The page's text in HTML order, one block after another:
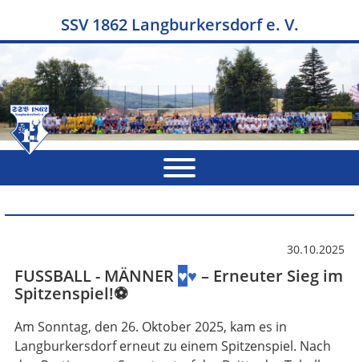
SSV 1862 Langburkersdorf e. V.
30.10.2025
FUSSBALL - MÄNNER ♥♥ – Erneuter Sieg im
Spitzenspiel!⚽
Am Sonntag, den 26. Oktober 2025, kam es in
Langburkersdorf erneut zu einem Spitzenspiel. Nach